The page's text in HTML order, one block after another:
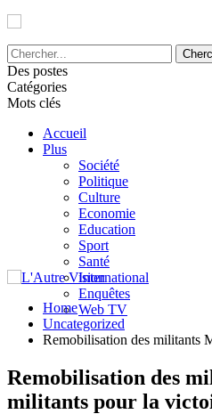
Des postes
Catégories
Mots clés
Accueil
Plus
Société
Politique
Culture
Economie
Education
Sport
Santé
International
Enquêtes
Web TV
Home
Uncategorized
Remobilisation des militants
Remobilisation des
militants pour la